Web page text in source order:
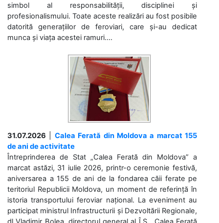
simbol al responsabilității, disciplinei și
profesionalismului. Toate aceste realizări au fost posibile
datorită generațiilor de feroviari, care și-au dedicat
munca și viața acestei ramuri....
31.07.2026
Calea Ferată din Moldova a marcat 155
de ani de activitate
Întreprinderea de Stat „Calea Ferată din Moldova” a
marcat astăzi, 31 iulie 2026, printr-o ceremonie festivă,
aniversarea a 155 de ani de la fondarea căii ferate pe
teritoriul Republicii Moldova, un moment de referință în
istoria transportului feroviar național. La eveniment au
participat ministrul Infrastructurii și Dezvoltării Regionale,